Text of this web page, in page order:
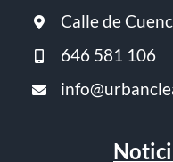
Calle de
646 581 106